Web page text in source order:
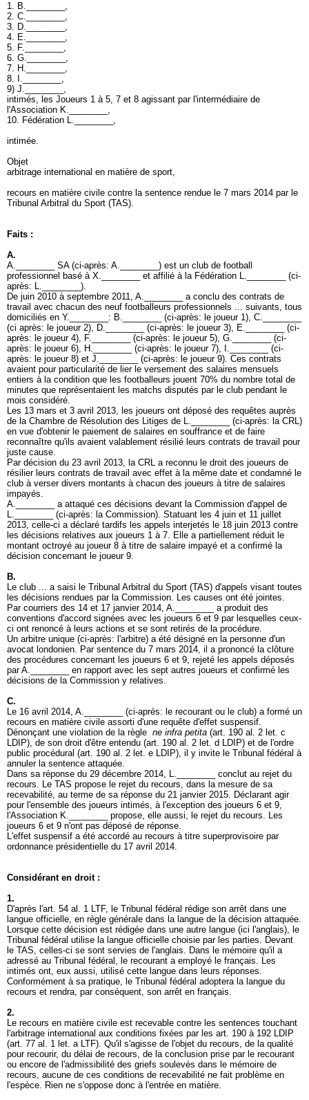
1. B.________,
2. C.________,
3. D.________,
4. E.________,
5. F.________,
6. G.________,
7. H.________,
8. I.________,
9) J.________,
intimés, les Joueurs 1 à 5, 7 et 8 agissant par l'intermédiaire de
l'Association K.________,
10. Fédération L.________,
intimée.
Objet
arbitrage international en matière de sport,
recours en matière civile contre la sentence rendue le 7 mars 2014 par le
Tribunal Arbitral du Sport (TAS).
Faits :
A.
A.________ SA (ci-après: A.________) est un club de football
professionnel basé à X.________ et affilié à la Fédération L.________ (ci-
après: L.________).
De juin 2010 à septembre 2011, A.________ a conclu des contrats de
travail avec chacun des neuf footballeurs professionnels ... suivants, tous
domiciliés en Y.________: B.________ (ci-après: le joueur 1), C.________
(ci après: le joueur 2), D.________ (ci-après: le joueur 3), E.________ (ci-
après: le joueur 4), F.________ (ci-après: le joueur 5), G.________ (ci-
après: le joueur 6), H.________ (ci-après: le joueur 7), I.________ (ci-
après: le joueur 8) et J.________ (ci-après: le joueur 9). Ces contrats
avaient pour particularité de lier le versement des salaires mensuels
entiers à la condition que les footballeurs jouent 70% du nombre total de
minutes que représentaient les matchs disputés par le club pendant le
mois considéré.
Les 13 mars et 3 avril 2013, les joueurs ont déposé des requêtes auprès
de la Chambre de Résolution des Litiges de L.________ (ci-après: la CRL)
en vue d'obtenir le paiement de salaires en souffrance et de faire
reconnaître qu'ils avaient valablement résilié leurs contrats de travail pour
juste cause.
Par décision du 23 avril 2013, la CRL a reconnu le droit des joueurs de
résilier leurs contrats de travail avec effet à la même date et condamné le
club à verser divers montants à chacun des joueurs à titre de salaires
impayés.
A.________ a attaqué ces décisions devant la Commission d'appel de
L.________ (ci-après: la Commission). Statuant les 4 juin et 11 juillet
2013, celle-ci a déclaré tardifs les appels interjetés le 18 juin 2013 contre
les décisions relatives aux joueurs 1 à 7. Elle a partiellement réduit le
montant octroyé au joueur 8 à titre de salaire impayé et a confirmé la
décision concernant le joueur 9.
B.
Le club ... a saisi le Tribunal Arbitral du Sport (TAS) d'appels visant toutes
les décisions rendues par la Commission. Les causes ont été jointes.
Par courriers des 14 et 17 janvier 2014, A.________ a produit des
conventions d'accord signées avec les joueurs 6 et 9 par lesquelles ceux-
ci ont renoncé à leurs actions et se sont retirés de la procédure.
Un arbitre unique (ci-après: l'arbitre) a été désigné en la personne d'un
avocat londonien. Par sentence du 7 mars 2014, il a prononcé la clôture
des procédures concernant les joueurs 6 et 9, rejeté les appels déposés
par A.________ en rapport avec les sept autres joueurs et confirmé les
décisions de la Commission y relatives.
C.
Le 16 avril 2014, A.________ (ci-après: le recourant ou le club) a formé un
recours en matière civile assorti d'une requête d'effet suspensif.
Dénonçant une violation de la règle ne infra petita (art. 190 al. 2 let. c
LDIP), de son droit d'être entendu (art. 190 al. 2 let. d LDIP) et de l'ordre
public procédural (art. 190 al. 2 let. e LDIP), il y invite le Tribunal fédéral à
annuler la sentence attaquée.
Dans sa réponse du 29 décembre 2014, L.________ conclut au rejet du
recours. Le TAS propose le rejet du recours, dans la mesure de sa
recevabilité, au terme de sa réponse du 21 janvier 2015. Déclarant agir
pour l'ensemble des joueurs intimés, à l'exception des joueurs 6 et 9,
l'Association K.________ propose, elle aussi, le rejet du recours. Les
joueurs 6 et 9 n'ont pas déposé de réponse.
L'effet suspensif a été accordé au recours à titre superprovisoire par
ordonnance présidentielle du 17 avril 2014.
Considérant en droit :
1.
D'après l'art. 54 al. 1 LTF, le Tribunal fédéral rédige son arrêt dans une
langue officielle, en règle générale dans la langue de la décision attaquée.
Lorsque cette décision est rédigée dans une autre langue (ici l'anglais), le
Tribunal fédéral utilise la langue officielle choisie par les parties. Devant
le TAS, celles-ci se sont servies de l'anglais. Dans le mémoire qu'il a
adressé au Tribunal fédéral, le recourant a employé le français. Les
intimés ont, eux aussi, utilisé cette langue dans leurs réponses.
Conformément à sa pratique, le Tribunal fédéral adoptera la langue du
recours et rendra, par conséquent, son arrêt en français.
2.
Le recours en matière civile est recevable contre les sentences touchant
l'arbitrage international aux conditions fixées par les art. 190 à 192 LDIP
(art. 77 al. 1 let. a LTF). Qu'il s'agisse de l'objet du recours, de la qualité
pour recourir, du délai de recours, de la conclusion prise par le recourant
ou encore de l'admissibilité des griefs soulevés dans le mémoire de
recours, aucune de ces conditions de recevabilité ne fait problème en
l'espèce. Rien ne s'oppose donc à l'entrée en matière.